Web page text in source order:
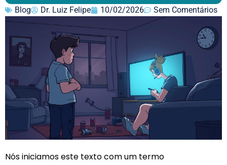
Blog Dr. Luiz Felipe 10/02/2026 Sem Comentários
Nós iniciamos este texto com um termo